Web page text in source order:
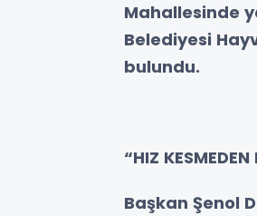
Mahallesinde
Belediyesi
bulundu.
“HIZ
Başkan Şenol